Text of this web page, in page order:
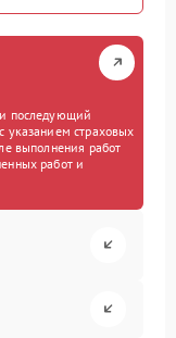
и последующий
указанием страховых
выполнения работ
работ и